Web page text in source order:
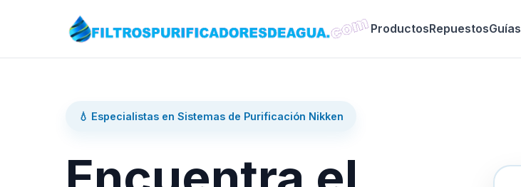
ProductosRepuestosGuías
💧 Especialistas en Sistemas de Purificación Nikken